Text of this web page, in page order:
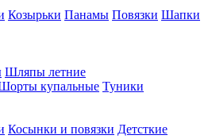
Козырьки Панамы Повязки Шапки
Шляпы летние
купальные Туники
Косынки и повязки Детсткие